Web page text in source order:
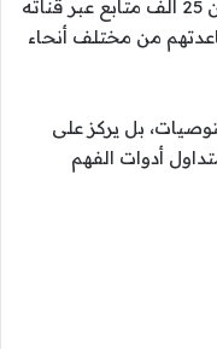
مجتمع رقمي ضخم: يلتف حوله أكثر من 25 ألف متابع عبر قناته
من مختلف أنحاء
بل يركز على
أدوات الفهم